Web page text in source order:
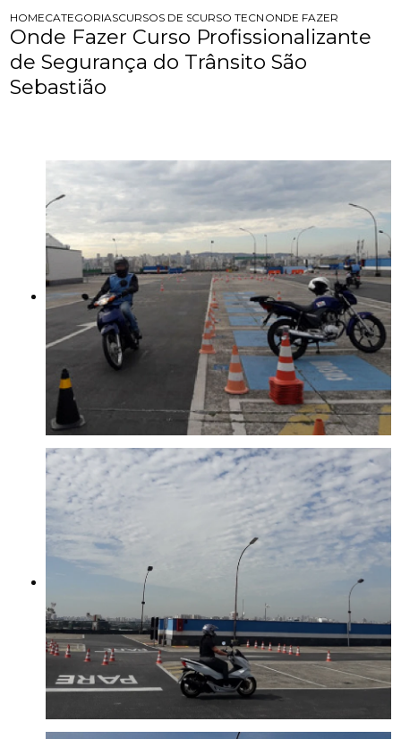
HOMECATEGORIASCURSOS DE SEGURANCA NO TRANSITO
CURSO TECNOLOGO DE
ONDE FAZER CURSO
Onde Fazer Curso Profissionalizante
de Segurança do Trânsito São
Sebastião